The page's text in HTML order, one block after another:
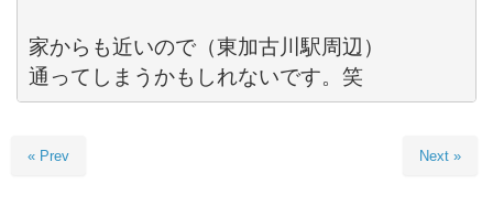
家からも近いので（東加古川駅周辺）
通ってしまうかもしれないです。笑
« Prev Next »